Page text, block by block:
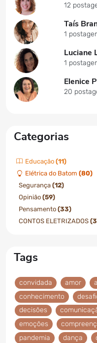
12
Taís
1
Luciane
1
Elenice
20
Categorias
Educação (11)
Elétrica do Batom (80)
Segurança (12)
Opinião (59)
Pensamento (33)
CONTOS ELETRIZADOS
Tags
convidada amor
conhecimento
decisões
emoções
pandemia
dança